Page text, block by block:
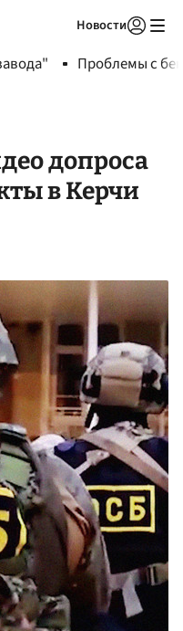
Новости
Проблемы с
допроса
в Керчи